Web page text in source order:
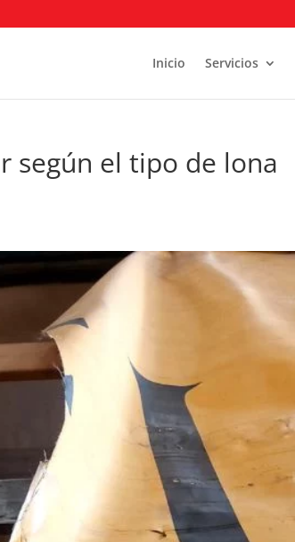
Inicio Servicios
según el tipo de lona